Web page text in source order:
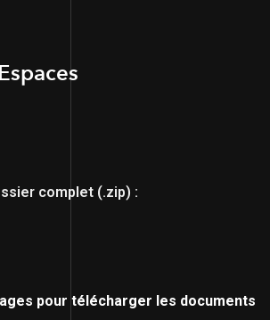
complet (.zip) :
pour télécharger les documents